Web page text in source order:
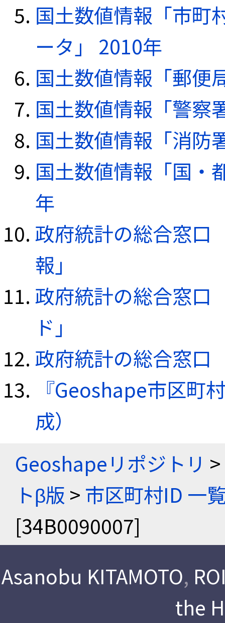
国土数値情報「市町
ータ」 2010年
国土数値情報「郵便
国土数値情報「警察
国土数値情報「消防
国土数値情報「国・
年
政府統計の総合窓口
報」
政府統計の総合窓口
ド」
政府統計の総合窓口
『Geoshape市区町
成）
Geoshapeリポジトリ >
トβ版 > 市区町村ID 一
[34B0090007]
Asanobu KITAMOTO,
the